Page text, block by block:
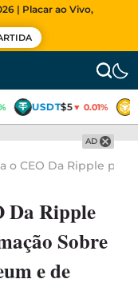
| Placar ao Vivo,
USDT$5▼ 0.01%
AD
o CEO Da Ripple
Da Ripple
Sobre
e de